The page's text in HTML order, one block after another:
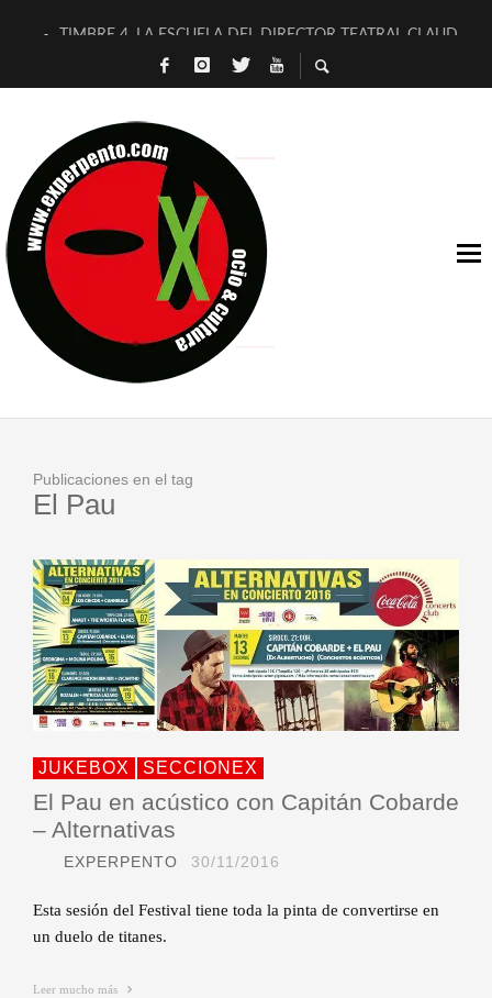
TIMBRE 4, LA ESCUELA DEL DIRECTOR TEATRAL CLAUDIO
30 AÑOS (NO ES NADA) DE LA KATARSIS DEL TOMATAZO
D’BALDOMEROS REINVENTAN [BITÁCORA 3.0] EN EXVITA
MARSHALL FLASH PRESENTA EN EXVITA [RELATIVA
JOFRE BARDAGÍ EN EXVITA INTERPRETANDO A SERRAT
YORCH PRESENTA [CURSO DE ARMONÍA PERSECUTORIA]
MAGALÍ SARE NOS EXPLICA [DESCASADA]
«NO TENGO PUTOS SUEÑOS»
Publicaciones en el tag
El Pau
JUKEBOX SECCIONEX
El Pau en acústico con Capitán Cobarde
– Alternativas
EXPERPENTO 30/11/2016
Esta sesión del Festival tiene toda la pinta de convertirse en
un duelo de titanes.
Leer mucho más